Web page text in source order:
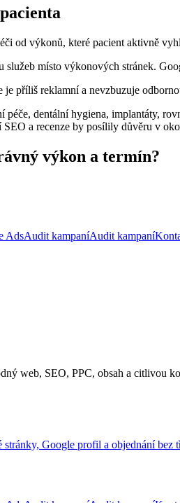
od výkonů, které pacient aktivně
služeb místo výkonových stránek.
příliš reklamní a nevzbuzuje
dentální hygiena, implantáty,
a recenze by posílily důvěru v
výkon a termín?
AdsAudit kampaníAudit kampaní
web, SEO, PPC, obsah a citlivou
Google profil a objednání bez